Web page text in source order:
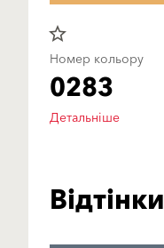
star_border
Номер кольору
0283
Детальніше
Відтінки